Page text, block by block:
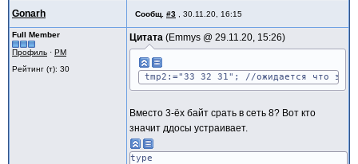
tmp2:=tmp2;
inc(cnt);
//
//если нужно отправить просто строку, то
Gonarh Сообщ. #3 30.11.20, 16:15
Full Member
Профиль · PM
Рейтинг (т): 30
Цитата Emmys @ 29.11.20, 15:26
tmp2:="33 32 31"; //ожидается что это
Вместо 3-ёх байт срать в сеть 8? Вот кто
значит ддосы устраивает.
type